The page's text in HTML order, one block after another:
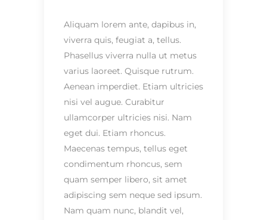
Aliquam lorem ante, dapibus in,
viverra quis, feugiat a, tellus.
Phasellus viverra nulla ut metus
varius laoreet. Quisque rutrum.
Aenean imperdiet. Etiam ultricies
nisi vel augue. Curabitur
ullamcorper ultricies nisi. Nam
eget dui. Etiam rhoncus.
Maecenas tempus, tellus eget
condimentum rhoncus, sem
quam semper libero, sit amet
adipiscing sem neque sed ipsum.
Nam quam nunc, blandit vel,